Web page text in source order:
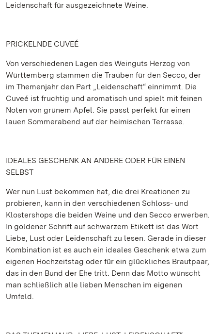
Leidenschaft für ausgezeichnete Weine.
PRICKELNDE CUVEÉ
Von verschiedenen Lagen des Weinguts Herzog von
Württemberg stammen die Trauben für den Secco, der
im Themenjahr den Part „Leidenschaft“ einnimmt. Die
Cuveé ist fruchtig und aromatisch und spielt mit feinen
Noten von grünem Apfel. Sie passt perfekt für einen
lauen Sommerabend auf der heimischen Terrasse.
IDEALES GESCHENK AN ANDERE ODER FÜR EINEN
SELBST
Wer nun Lust bekommen hat, die drei Kreationen zu
probieren, kann in den verschiedenen Schloss- und
Klostershops die beiden Weine und den Secco erwerben.
In goldener Schrift auf schwarzem Etikett ist das Wort
Liebe, Lust oder Leidenschaft zu lesen. Gerade in dieser
Kombination ist es auch ein ideales Geschenk etwa zum
eigenen Hochzeitstag oder für ein glückliches Brautpaar,
das in den Bund der Ehe tritt. Denn das Motto wünscht
man schließlich alle lieben Menschen im eigenen
Umfeld.